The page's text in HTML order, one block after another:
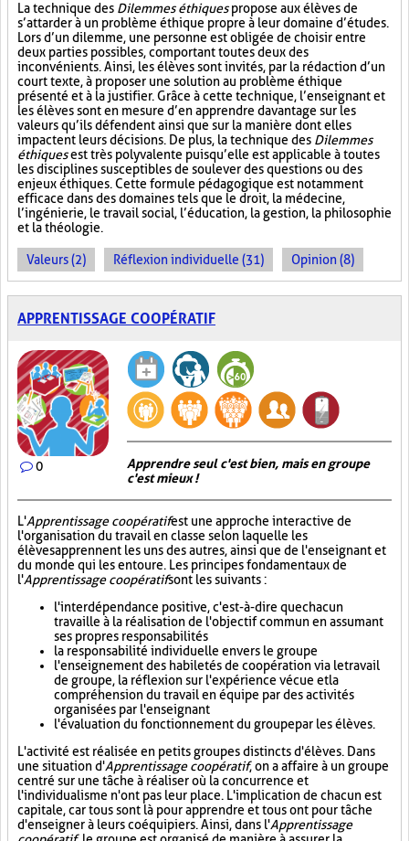
La technique des Dilemmes éthiquespropose aux élèves de
s’attarder à un problème éthique propre à leur domaine d’études.
Lors d’un dilemme, une personne est obligée de choisir entre
deux parties possibles, comportant toutes deux des
inconvénients. Ainsi, les élèves sont invités, par la rédaction d’un
court texte, à proposer une solution au problème éthique
présenté et à la justifier. Grâce à cette technique, l’enseignant et
les élèves sont en mesure d’en apprendre davantage sur les
valeurs qu’ils défendent ainsi que sur la manière dont elles
impactent leurs décisions. De plus, la technique des Dilemmes
éthiquesest très polyvalente puisqu’elle est applicable à toutes
les disciplines susceptibles de soulever des questions ou des
enjeux éthiques. Cette formule pédagogique est notamment
efficace dans des domaines tels que le droit, la médecine,
l’ingénierie, le travail social, l’éducation, la gestion, la philosophie
et la théologie.
Valeurs (2) Réflexion individuelle (31) Opinion (8)
APPRENTISSAGE COOPÉRATIF
0
Apprendre seul c'est bien, mais en groupe
c'est mieux !
L'Apprentissage coopératifest une approche interactive de
l'organisation du travail en classe selon laquelle les
élèves apprennent les uns des autres, ainsi que de l'enseignant et
du monde qui les entoure. Les principes fondamentaux de
l'Apprentissage coopératifsont les suivants :
l'interdépendance positive, c'est-à-dire que chacun
travaille à la réalisation de l'objectif commun en assumant
ses propres responsabilités
la responsabilité individuelle envers le groupe
l'enseignement des habiletés de coopération via le travail
de groupe, la réflexion sur l'expérience vécue et la
compréhension du travail en équipe par des activités
organisées par l'enseignant
l'évaluation du fonctionnement du groupe par les élèves.
L'activité est réalisée en petits groupes distincts d'élèves. Dans
une situation d'Apprentissage coopératif, on a affaire à un groupe
centré sur une tâche à réaliser où la concurrence et
l'individualisme n'ont pas leur place. L'implication de chacun est
capitale, car tous sont là pour apprendre et tous ont pour tâche
d'enseigner à leurs coéquipiers. Ainsi, dans l'Apprentissage